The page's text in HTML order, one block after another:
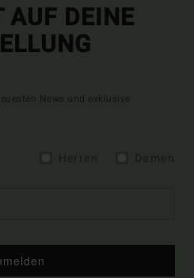
AUF DEINE
News und exklusive